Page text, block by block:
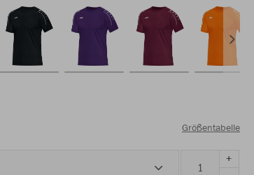
Größentabelle
+